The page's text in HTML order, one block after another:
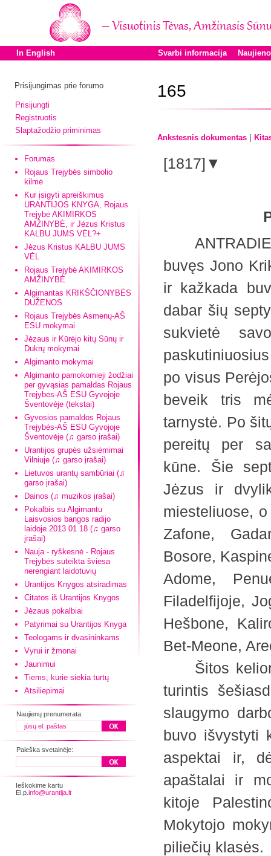
In English Svarbi informacija
Prisijungimas prie forumo
Prisijungti
Registruotis
Slaptažodžio priminimas
Forumas
Rojaus Trejybės simbolio
kilmė
Kur įsigyti apreiškimus
URANTIJOS KNYGA, Rojaus
Trejybė AKIMIRKOS
AMŽINYBĖ, ir Jėzus Kristus
KALBU JUMS VĖL?+
Jėzus Kristus KALBU JUMS
VĖL
Rojaus Trejybė AKIMIRKOS
AMŽINYBĖ
Algimantas KRIKŠČIONYBĖS
DUŽENOS
Rojaus Trejybės Asmenų-AŠ
ESU mokymai
Jėzaus ir Kūrėjo kitų Sūnų ir
Dukrų mokymai
Algimanto mokymai
Algimanto pamokomieji žodžiai
per gyvąsias pamaldas Rojaus
Trejybės-AŠ ESU Gyvojoje
Šventovėje (tekstai)
Gyvosios pamaldos Rojaus
Trejybės-AŠ ESU Gyvojoje
Šventovėje (♫ garso įrašai)
Urantijos grupės užsiėmimai
Vilniuje (♫ garso įrašai)
Lietuvos urantų sambūriai (♫
garso įrašai)
Dainos (♫ muzikos įrašai)
Pokalbis su Algimantu
Laisvosios bangos radijo
laidoje 2013 01 18 (♫ garso
įrašai)
Nauja - ryškesnė - Rojaus
Trejybės suteikta šviesa
nerengiant laidotuvių
Urantijos Knygos atsiradimas
Citatos iš Urantijos Knygos
Jėzaus pokalbiai
Patyrimai su Urantijos Knyga
Teologams ir dvasininkams
Vyrui ir žmonai
Jaunimui
Tiems, kurie siekia turtų
Atsiliepimai
Naujienų prenumerata:
Paieška svetainėje:
Ieškokime kartu
El.p. info@urantija.lt
165
Ankstesnis dokumentas |
[1817]▼
buvęs Jono
ir kažkada
dabar šių
sukvietė
po visus
beveik tris
tarnystė. Po
pereitų per
kūne. Šie
Jėzus ir
miesteliuose,
Zafone,
Bosore,
Adome,
Filadelfijoje,
Hešbone,
Bet-Meone,
Šitos
turintis
slaugymo
buvo išvystyti
aspektai ir,
apaštalai ir
kitoje
Mokytojo
piliečių klasės.